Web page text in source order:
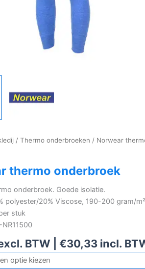
/ Thermo onderbroeken / Norwear
thermo onderbroek
onderbroek. Goede isolatie.
polyester/20% Viscose, 190-200 gram/m²
stuk
BTW | €30,33 incl.